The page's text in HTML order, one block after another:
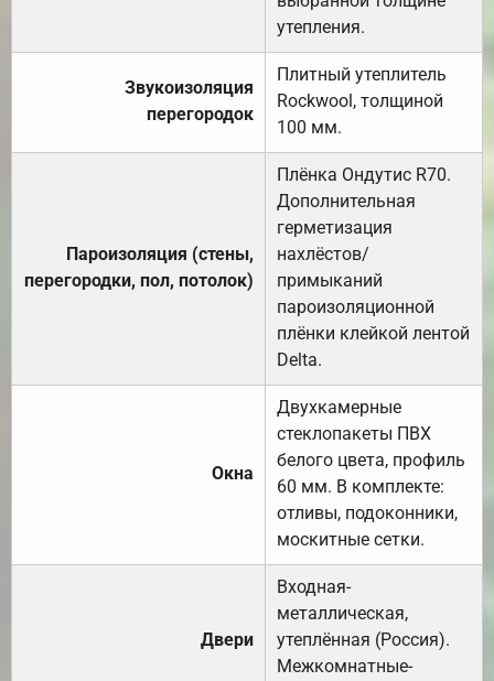
утепления.
Звукоизоляция
перегородок
Плитный утеплитель
Rockwool, толщиной
100 мм.
Пароизоляция (стены,
перегородки, пол, потолок)
Плёнка Ондутис R70.
Дополнительная
герметизация
нахлёстов/
примыканий
пароизоляционной
плёнки клейкой лентой
Delta.
Окна
Двухкамерные
стеклопакеты ПВХ
белого цвета, профиль
60 мм. В комплекте:
отливы, подоконники,
москитные сетки.
Двери
Входная-
металлическая,
утеплённая (Россия).
Межкомнатные-